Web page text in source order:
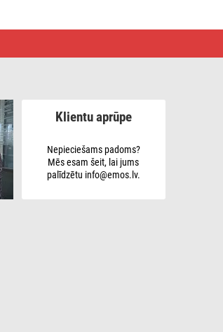
Klientu aprūpe
Nepieciešams padoms?
Mēs esam šeit, lai jums
palīdzētu info@emos.lv.